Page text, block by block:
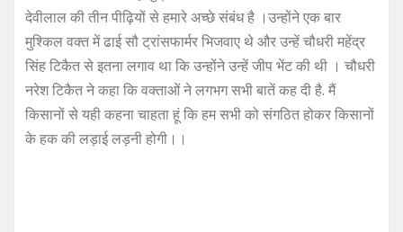
देवीलाल की तीन पीढ़ियों से हमारे अच्छे संबंध है ।उन्होंने एक बार
मुश्किल वक्त में ढाई सौ ट्रांसफार्मर भिजवाए थे और उन्हें चौधरी महेंद्र
सिंह टिकैत से इतना लगाव था कि उन्होंने उन्हें जीप भेंट की थी । चौधरी
नरेश टिकैत ने कहा कि वक्ताओं ने लगभग सभी बातें कह दी है. मैं
किसानों से यही कहना चाहता हूं कि हम सभी को संगठित होकर किसानों
के हक की लड़ाई लड़नी होगी।।